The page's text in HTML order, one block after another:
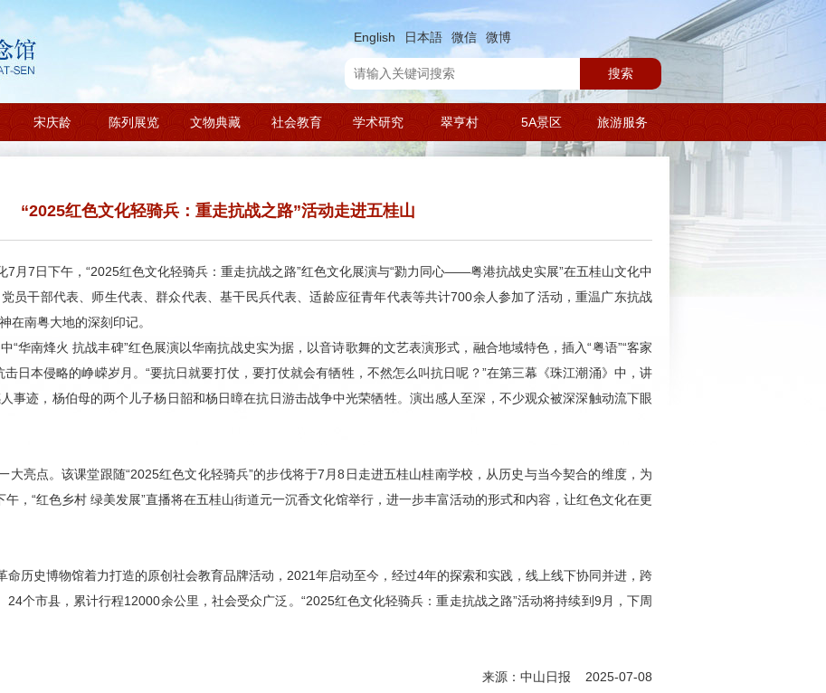
English 日本語 微信 微博
搜索
宋庆龄 陈列展览 文物典藏 社会教育 学术研究 翠亨村 5A景区 旅游服务
“2025红色文化轻骑兵：重走抗战之路”活动走进五桂山
7月7日下午，“2025红色文化轻骑兵：重走抗战之路”红色文化展演与“勠力同心——粤港抗战史实展”在五桂山文化中
员干部代表、师生代表、群众代表、基干民兵代表、适龄应征青年代表等共计700余人参加了活动，重温广东抗战
在南粤大地的深刻印记。
“华南烽火 抗战丰碑”红色展演以华南抗战史实为据，以音诗歌舞的文艺表演形式，融合地域特色，插入“粤语”“客家
日本侵略的峥嵘岁月。“要抗日就要打仗，要打仗就会有牺牲，不然怎么叫抗日呢？”在第三幕《珠江潮涌》中，讲
事迹，杨伯母的两个儿子杨日韶和杨日暲在抗日游击战争中光荣牺牲。演出感人至深，不少观众被深深触动流下眼
大亮点。该课堂跟随“2025红色文化轻骑兵”的步伐将于7月8日走进五桂山桂南学校，从历史与当今契合的维度，为
，“红色乡村 绿美发展”直播将在五桂山街道元一沉香文化馆举行，进一步丰富活动的形式和内容，让红色文化在更
命历史博物馆着力打造的原创社会教育品牌活动，2021年启动至今，经过4年的探索和实践，线上线下协同并进，跨
个市县，累计行程12000余公里，社会受众广泛。“2025红色文化轻骑兵：重走抗战之路”活动将持续到9月，下周
来源：中山日报 2025-07-08